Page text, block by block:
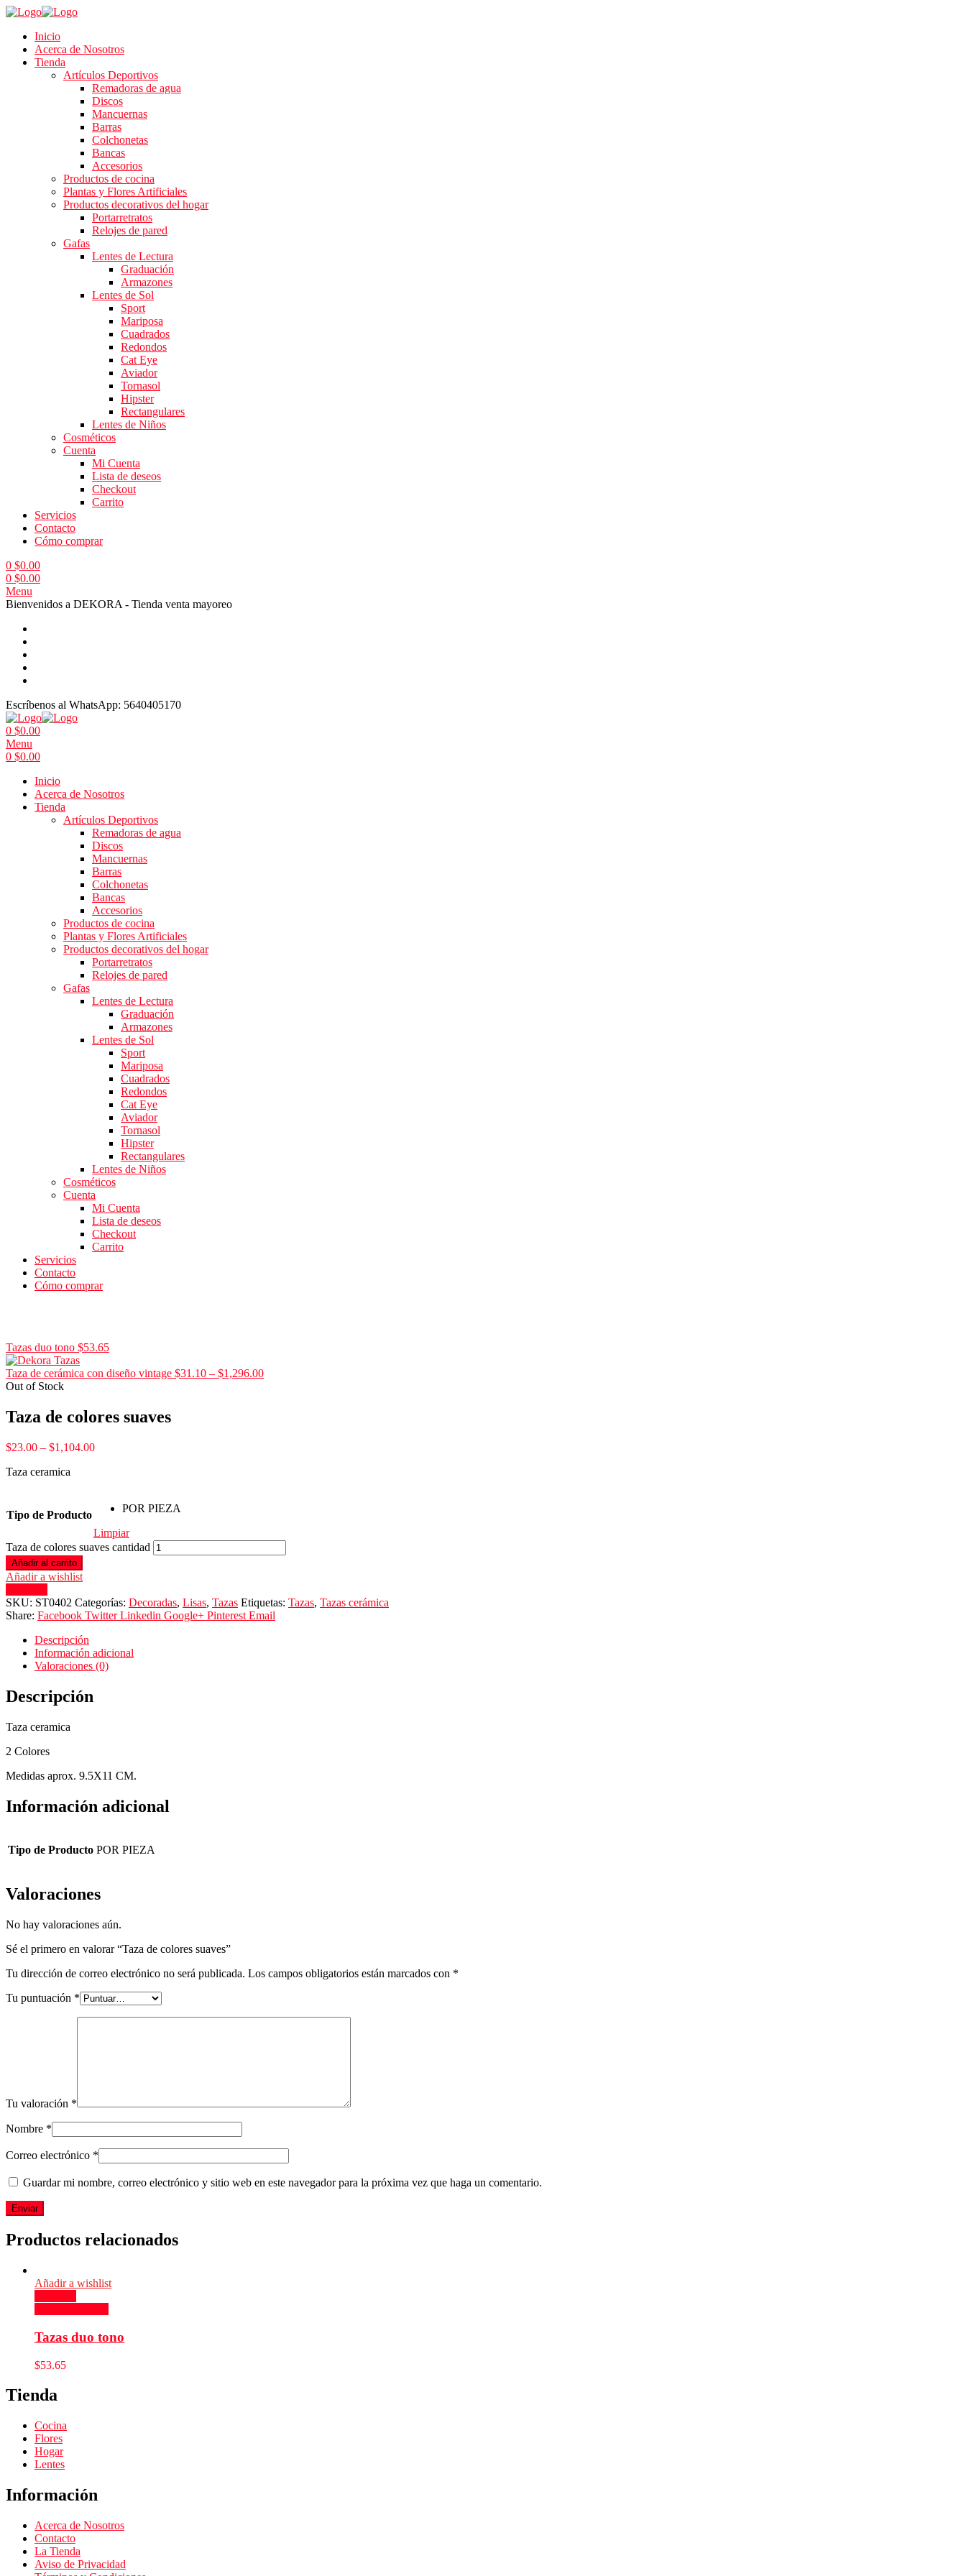
Inicio
Acerca de Nosotros
Tienda
Artículos Deportivos
Remadoras de agua
Discos
Mancuernas
Barras
Colchonetas
Bancas
Accesorios
Productos de cocina
Plantas y Flores Artificiales
Productos decorativos del hogar
Portarretratos
Relojes de pared
Gafas
Lentes de Lectura
Graduación
Armazones
Lentes de Sol
Sport
Mariposa
Cuadrados
Redondos
Cat Eye
Aviador
Tornasol
Hipster
Rectangulares
Lentes de Niños
Cosméticos
Cuenta
Mi Cuenta
Lista de deseos
Checkout
Carrito
Servicios
Contacto
Cómo comprar
0 $0.00
0 $0.00
Menu
Bienvenidos a DEKORA - Tienda venta mayoreo
Escríbenos al WhatsApp: 5640405170
0 $0.00
Menu
0 $0.00
Inicio
Acerca de Nosotros
Tienda
Artículos Deportivos
Remadoras de agua
Discos
Mancuernas
Barras
Colchonetas
Bancas
Accesorios
Productos de cocina
Plantas y Flores Artificiales
Productos decorativos del hogar
Portarretratos
Relojes de pared
Gafas
Lentes de Lectura
Graduación
Armazones
Lentes de Sol
Sport
Mariposa
Cuadrados
Redondos
Cat Eye
Aviador
Tornasol
Hipster
Rectangulares
Lentes de Niños
Cosméticos
Cuenta
Mi Cuenta
Lista de deseos
Checkout
Carrito
Servicios
Contacto
Cómo comprar
Tazas duo tono $53.65
Taza de cerámica con diseño vintage $31.10 – $1,296.00
Out of Stock
Taza de colores suaves
$23.00 – $1,104.00
Taza ceramica
Tipo de Producto
POR PIEZA
Limpiar
Taza de colores suaves cantidad
Añadir al carrito
Añadir a wishlist
SKU: ST0402 Categorías: Decoradas, Lisas, Tazas Etiquetas: Tazas, Tazas cerámica
Share: Facebook Twitter Linkedin Google+ Pinterest Email
Descripción
Información adicional
Valoraciones (0)
Descripción
Taza ceramica
2 Colores
Medidas aprox. 9.5X11 CM.
Información adicional
Tipo de Producto POR PIEZA
Valoraciones
No hay valoraciones aún.
Sé el primero en valorar “Taza de colores suaves”
Tu dirección de correo electrónico no será publicada. Los campos obligatorios están marcados con *
Tu puntuación *
Tu valoración *
Nombre *
Correo electrónico *
Guardar mi nombre, correo electrónico y sitio web en este navegador para la próxima vez que haga un comentario.
Productos relacionados
Añadir a wishlist
Tazas duo tono
$53.65
Tienda
Cocina
Flores
Hogar
Lentes
Información
Acerca de Nosotros
Contacto
La Tienda
Aviso de Privacidad